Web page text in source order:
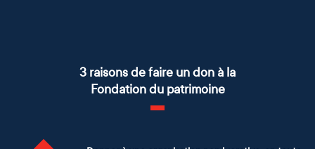
3 raisons de faire un don à la
Fondation du patrimoine